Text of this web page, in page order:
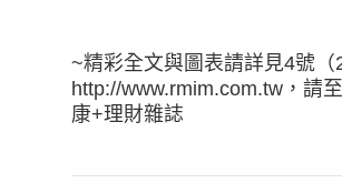
~精彩全文與圖表請詳見4號
http://www.rmim.com.tw，請
康+理財雜誌